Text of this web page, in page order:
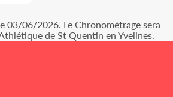
03/06/2026. Le Chronométrage sera
de St Quentin en Yvelines.